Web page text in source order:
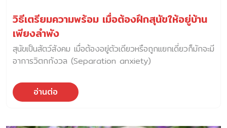
วิธีเตรียมความพร้อม เมื่อต้องฝึกสุนัขให้อยู่บ้าน
เพียงลำพัง
สุนัขเป็นสัตว์สังคม เมื่อต้องอยู่ตัวเดียวหรือถูกแยกเดี่ยวก็มักจะมี
อาการวิตกกังวล (Separation anxiety)
อ่านต่อ